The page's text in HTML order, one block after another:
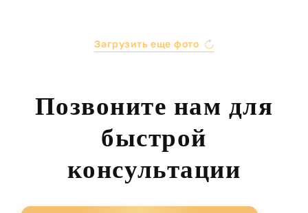
Загрузить еще фото
Позвоните нам для
быстрой
консультации